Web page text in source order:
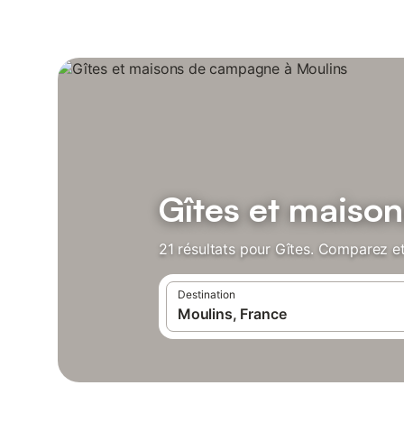
Gîtes et
21 résultats pour Gîtes. Comparez
Destination